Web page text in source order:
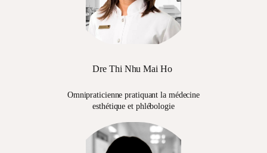
Dre Thi Nhu Mai Ho
Omnipraticienne pratiquant la médecine
esthétique et phlébologie